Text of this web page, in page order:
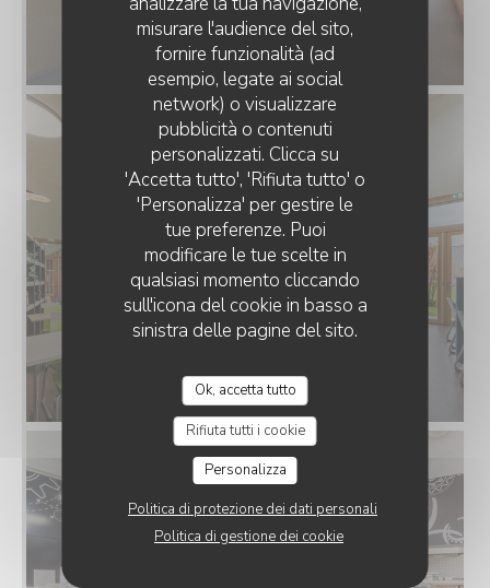
misurare l'audience del sito,
fornire funzionalità (ad
esempio, legate ai social
network) o visualizzare
pubblicità o contenuti
personalizzati. Clicca su
'Accetta tutto', 'Rifiuta tutto' o
'Personalizza' per gestire le
tue preferenze. Puoi
modificare le tue scelte in
qualsiasi momento cliccando
sull'icona del cookie in basso a
sinistra delle pagine del sito.
Ok, accetta tutto
Rifiuta tutti i cookie
Personalizza
Politica di protezione dei dati personali
Politica di gestione dei cookie
Zenchef_Restaurant le
40_Mulhouse_06.jpg
40_Mulhouse_07.jpg
RESTAURANT LE 40